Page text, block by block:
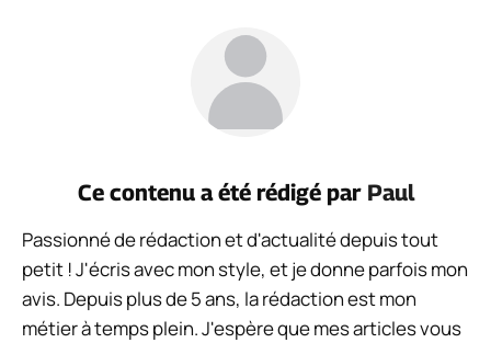
Ce contenu a été rédigé par Paul
Passionné de rédaction et d'actualité depuis tout
petit ! J'écris avec mon style, et je donne parfois mon
avis. Depuis plus de 5 ans, la rédaction est mon
métier à temps plein. J'espère que mes articles vous